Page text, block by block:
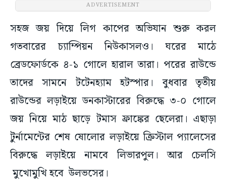
ADVERTISEMENT
সহজ জয় দিয়ে লিগ কাপের অভিযান শুরু করল
গতবারের চ্যাম্পিয়ন নিউকাসলও। ঘরের মাঠে
ব্রেডফোর্ডকে ৪-১ গোলে হারাল তারা। পরের রাউন্ডে
তাদের সামনে টটেনহ্যাম হটস্পার। বুধবার তৃতীয়
রাউন্ডের লড়াইয়ে ডনকাস্টারের বিরুদ্ধে ৩-০ গোলে
জয় নিয়ে মাঠ ছাড়ে টমাস ফ্রাঙ্কের ছেলেরা। এছাড়া
টুর্নামেন্টের শেষ ষোলোর লড়াইয়ে ক্রিস্টাল প্যালেসের
বিরুদ্ধে লড়াইয়ে নামবে লিভারপুল। আর চেলসি
মুখোমুখি হবে উলভসের।